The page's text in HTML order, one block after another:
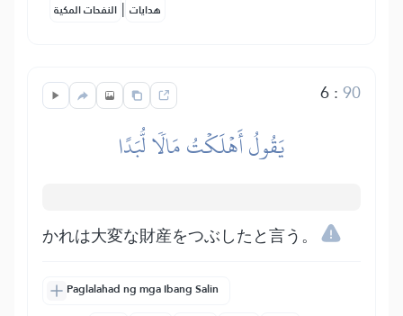
النفحات المكية | هدايات
6:90
يَقُولُ أَهۡلَكۡتُ مَالٗا لُّبَدًا
かれは大変な財産をつぶしたと言う。
Paglalahad ng mga Ibang Salin